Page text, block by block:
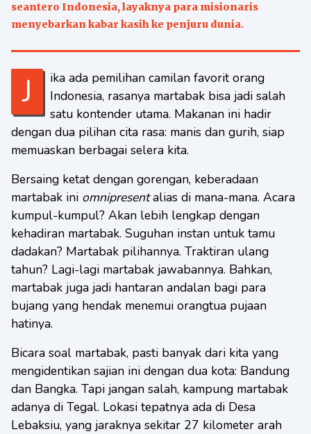
seantero Indonesia, layaknya para misionaris
menyebarkan kabar kasih ke penjuru dunia.
Jika ada pemilihan camilan favorit orang
Indonesia, rasanya martabak bisa jadi salah
satu kontender utama. Makanan ini hadir
dengan dua pilihan cita rasa: manis dan gurih, siap
memuaskan berbagai selera kita.
Bersaing ketat dengan gorengan, keberadaan
martabak ini omnipresentalias di mana-mana. Acara
kumpul-kumpul? Akan lebih lengkap dengan
kehadiran martabak. Suguhan instan untuk tamu
dadakan? Martabak pilihannya. Traktiran ulang
tahun? Lagi-lagi martabak jawabannya. Bahkan,
martabak juga jadi hantaran andalan bagi para
bujang yang hendak menemui orangtua pujaan
hatinya.
Bicara soal martabak, pasti banyak dari kita yang
mengidentikan sajian ini dengan dua kota: Bandung
dan Bangka. Tapi jangan salah, kampung martabak
adanya di Tegal. Lokasi tepatnya ada di Desa
Lebaksiu, yang jaraknya sekitar 27 kilometer arah